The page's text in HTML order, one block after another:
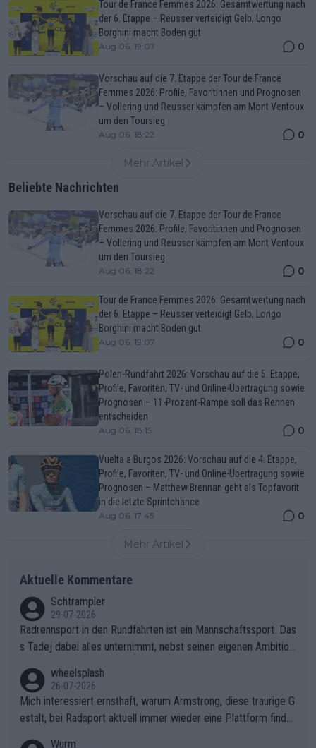
Tour de France Femmes 2026: Gesamtwertung nach
der 6. Etappe – Reusser verteidigt Gelb, Longo
Borghini macht Boden gut
Aug 06, 19:07 0
Vorschau auf die 7. Etappe der Tour de France
Femmes 2026: Profile, Favoritinnen und Prognosen
– Vollering und Reusser kämpfen am Mont Ventoux
um den Toursieg
Aug 06, 18:22 0
Mehr Artikel
Beliebte Nachrichten
Vorschau auf die 7. Etappe der Tour de France
Femmes 2026: Profile, Favoritinnen und Prognosen
– Vollering und Reusser kämpfen am Mont Ventoux
um den Toursieg
Aug 06, 18:22 0
Tour de France Femmes 2026: Gesamtwertung nach
der 6. Etappe – Reusser verteidigt Gelb, Longo
Borghini macht Boden gut
Aug 06, 19:07 0
Polen-Rundfahrt 2026: Vorschau auf die 5. Etappe,
Profile, Favoriten, TV- und Online-Übertragung sowie
Prognosen – 11-Prozent-Rampe soll das Rennen
entscheiden
Aug 06, 18:15 0
Vuelta a Burgos 2026: Vorschau auf die 4. Etappe,
Profile, Favoriten, TV- und Online-Übertragung sowie
Prognosen – Matthew Brennan geht als Topfavorit
in die letzte Sprintchance
Aug 06, 17:45 0
Mehr Artikel
Aktuelle Kommentare
Schtrampler
29-07-2026
Radrennsport in den Rundfahrten ist ein Mannschaftssport. Das
s Tadej dabei alles unternimmt, nebst seinen eigenen Ambition
ganze Team auch mental stark zu machen und konkret am Erf
olg teilzuhaben, ist ihm ganz hoch anzurechnen. Das ist ein Zei
chen weit über den Radsport hinaus.
wheelsplash
26-07-2026
Mich interessiert ernsthaft, warum Armstrong, diese traurige G
estalt, bei Radsport aktuell immer wieder eine Plattform finde
Wurm